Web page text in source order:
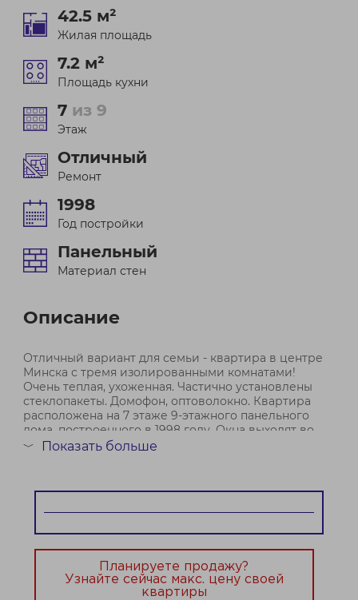
42.5 м²
Жилая площадь
7.2 м²
Площадь кухни
7 из 9
Этаж
Отличный
Ремонт
1998
Год постройки
Панельный
Материал стен
Описание
Отличный вариант для семьи - квартира в центре
Минска с тремя изолированными комнатами!
Очень теплая, ухоженная. Частично установлены
стеклопакеты. Домофон, оптоволокно. Квартира
расположена на 7 этаже 9-этажного панельного
дома, построенного в 1998 году. Окна выходят во
двор, что обеспечит вам тиши...
﹀ Показать больше
Планируете продажу?
Узнайте сейчас макс. цену своей
квартиры